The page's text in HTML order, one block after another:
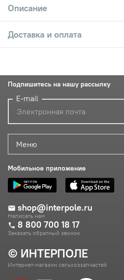
Описание
Доставка и оплата
© ИНТЕРПОЛЕ
Интернет-магазин сельхоззапчастей
Меню
Мобильное приложение
shop@interpole.ru
Написать нам
8 800 700 18 17
Заказать обратный звонок
Подпишитесь на нашу рассылку
E-mail